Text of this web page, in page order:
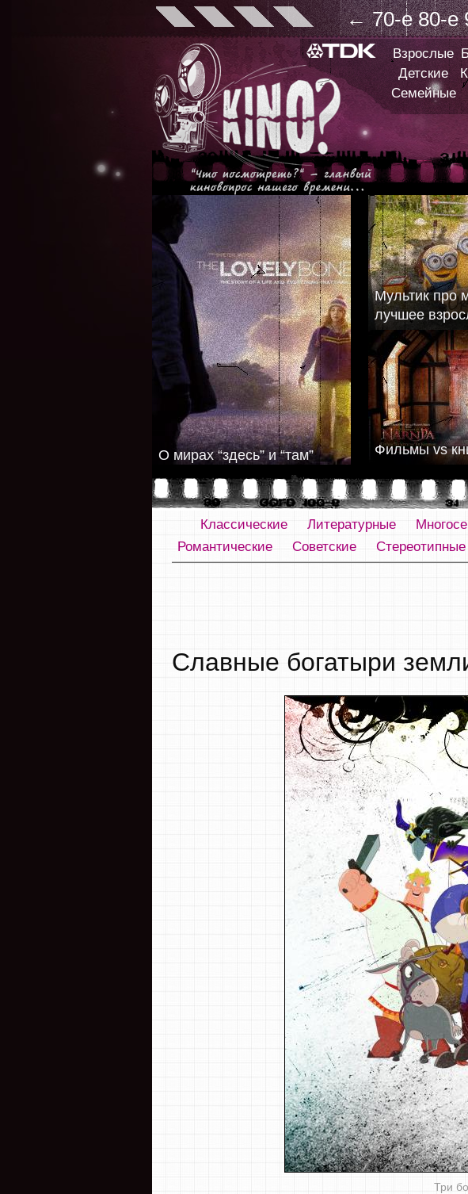
← 70-е 80-е
Взрослые
Детские
Семейные
О мирах “здесь” и “там”
Мультик про
лучшее
Фильмы vs
Классические Литературные
Романтические
Советские Стереотипные
Славные богатыри
Три